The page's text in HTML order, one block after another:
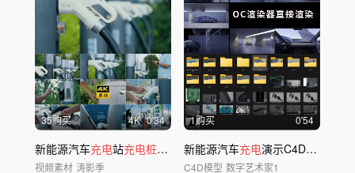
35购买 4K 0'34
新能源汽车充电站充电桩电 充电
视频素材 涛影季
1购买 0'54
新能源汽车充电演示C4D工程
C4D模型 数字艺术家1